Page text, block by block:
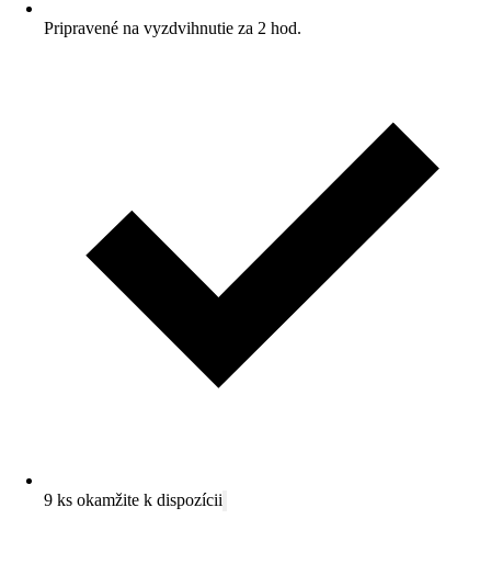
Pripravené na vyzdvihnutie za 2 hod.
9 ks okamžite k dispozícii